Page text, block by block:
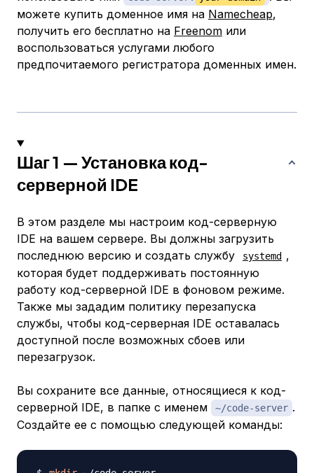
можете купить доменное имя на Namecheap,
получить его бесплатно на Freenom или
воспользоваться услугами любого
предпочитаемого регистратора доменных имен.
Шаг 1 — Установка код-
серверной IDE
В этом разделе мы настроим код-серверную
IDE на вашем сервере. Вы должны загрузить
последнюю версию и создать службу
systemd ,
которая будет поддерживать постоянную
работу код-серверной IDE в фоновом режиме.
Также мы зададим политику перезапуска
службы, чтобы код-серверная IDE оставалась
доступной после возможных сбоев или
перезагрузок.
Вы сохраните все данные, относящиеся к код-
серверной IDE, в папке с именем
~/code-server .
Создайте ее с помощью следующей команды: